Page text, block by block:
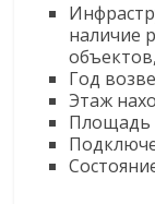
наличие
Год
Этаж
Площадь